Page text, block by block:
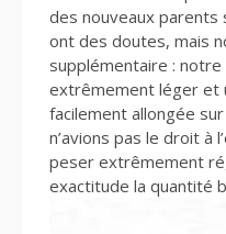
des nouveaux
ont des doutes, mais
supplémentaire :
extrêmement léger et
facilement allongée
n’avions pas le droit à
peser extrêmement
exactitude la quantité